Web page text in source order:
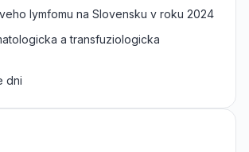
lymfomu na Slovensku v roku 2024
a transfuziologicka
dni